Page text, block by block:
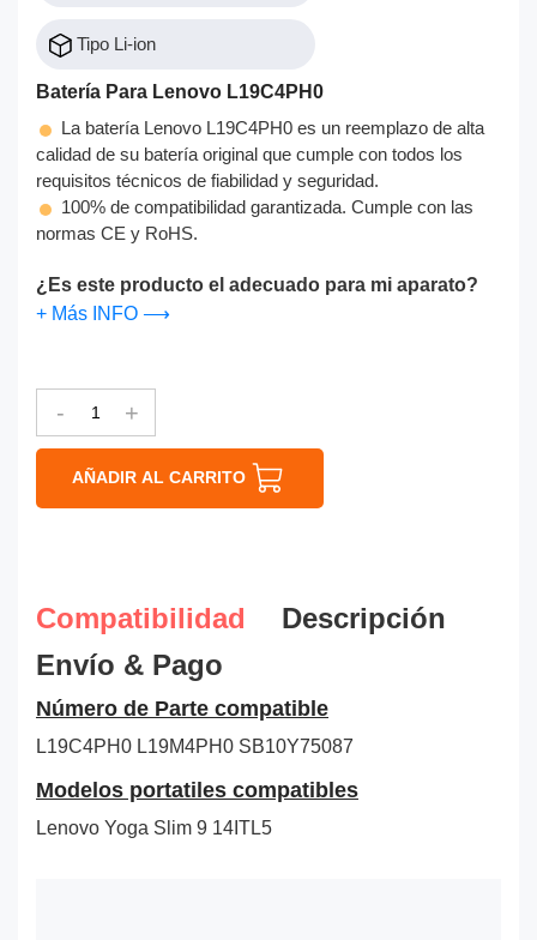
Tipo Li-ion
Batería Para Lenovo L19C4PH0
La batería Lenovo L19C4PH0 es un reemplazo de alta
calidad de su batería original que cumple con todos los
requisitos técnicos de fiabilidad y seguridad.
100% de compatibilidad garantizada. Cumple con las
normas CE y RoHS.
¿Es este producto el adecuado para mi aparato?
+ Más INFO ⟶
- +
AÑADIR AL CARRITO
Compatibilidad
Descripción
Envío & Pago
Número de Parte compatible
L19C4PH0 L19M4PH0 SB10Y75087
Modelos portatiles compatibles
Lenovo Yoga Slim 9 14ITL5